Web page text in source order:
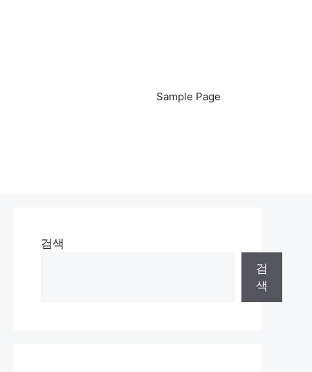
Sample Page
검색
검
색